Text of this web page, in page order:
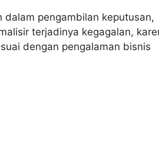
dalam pengambilan keputusan,
terjadinya kegagalan,
dengan pengalaman bisnis